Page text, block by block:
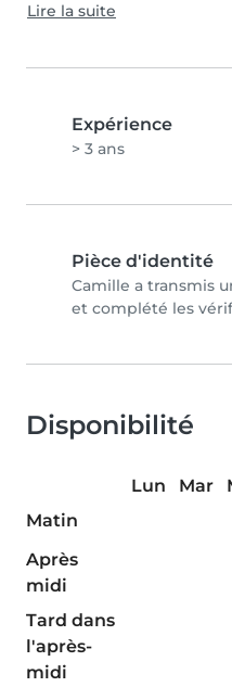
Lire la suite
Expérience
> 3 ans
Pièce d'identité
Camille a transmis
et complété les
Disponibilité
Lun Mar
Matin
Après
midi
Tard dans
l'après-
midi